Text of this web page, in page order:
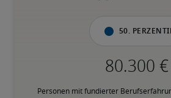
50. Perzentil
Personen mit fundierter